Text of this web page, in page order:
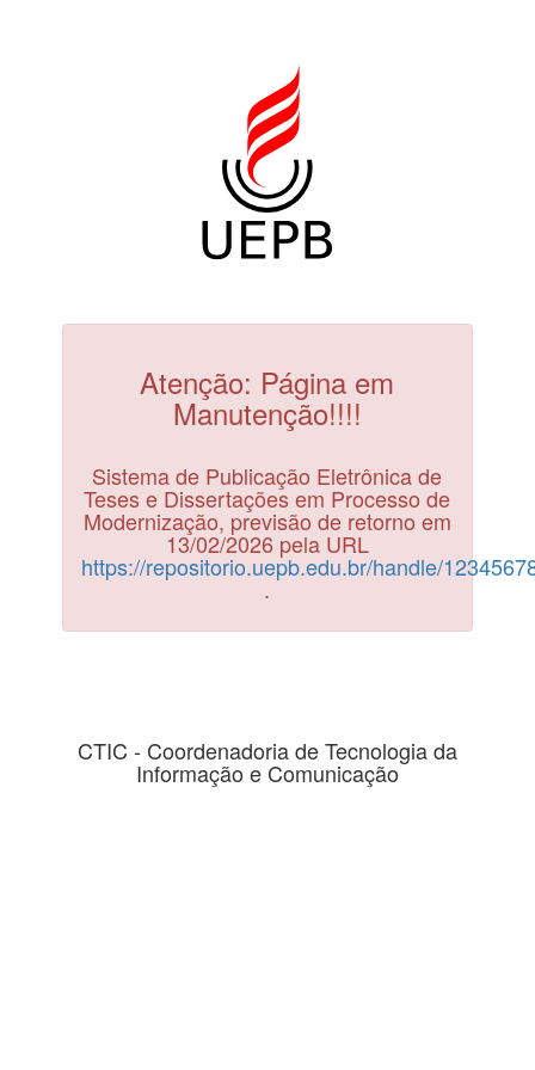
Atenção: Página em
Manutenção!!!!
Sistema de Publicação Eletrônica de
Teses e Dissertações em Processo de
Modernização, previsão de retorno em
13/02/2026 pela URL
https://repositorio.uepb.edu.br/handle/
.
CTIC - Coordenadoria de Tecnologia da
Informação e Comunicação